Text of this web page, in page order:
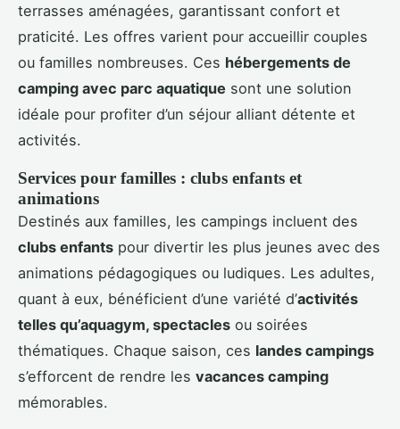
terrasses aménagées, garantissant confort et
praticité. Les offres varient pour accueillir couples
ou familles nombreuses. Ces hébergements de
camping avec parc aquatique sont une solution
idéale pour profiter d’un séjour alliant détente et
activités.
Services pour familles : clubs enfants et
animations
Destinés aux familles, les campings incluent des
clubs enfants pour divertir les plus jeunes avec des
animations pédagogiques ou ludiques. Les adultes,
quant à eux, bénéficient d’une variété d’activités
telles qu’aquagym, spectacles ou soirées
thématiques. Chaque saison, ces landes campings
s’efforcent de rendre les vacances camping
mémorables.